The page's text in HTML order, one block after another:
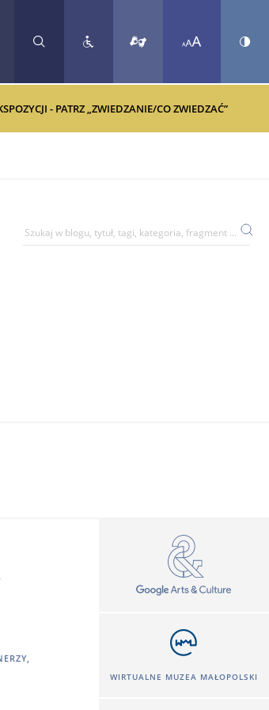
SZUKAJ
- PATRZ „ZWIEDZANIE/CO ZWIEDZAĆ”
WIRTUALNE MUZEA MAŁOPOLSKI